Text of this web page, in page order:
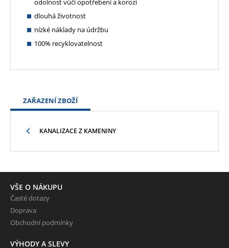
dlouhá životnost
nízké náklady na údržbu
100% recyklovatelnost
ZAŘAZENÍ ZBOŽÍ
KANALIZACE Z KAMENINY
VŠE O NÁKUPU
Časté dotazy
Doprava
Obchodní podmínky
VÝHODY A SLEVY